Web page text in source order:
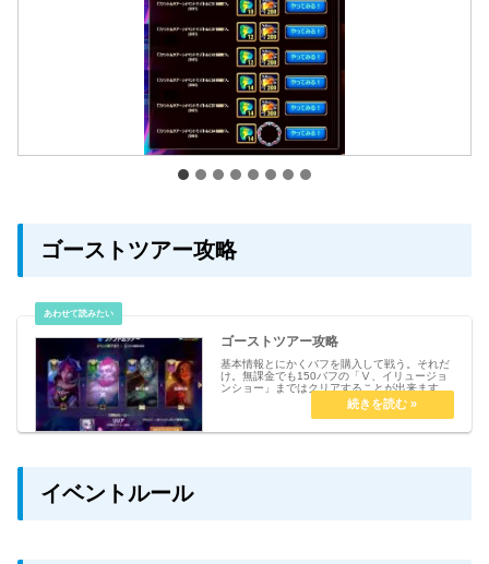
ゴーストツアー攻略
ゴーストツアー攻略
基本情報とにかくバフを購入して戦う。それだ
け。無課金でも150バフの「Ⅴ、イリュージョ
ンショー」まではクリアすることが出来ます。
何回でも挑戦可能負けても屋台コインは貰え
る。ゲーム内でのデメリット無し？のヒーロー
イベントルール